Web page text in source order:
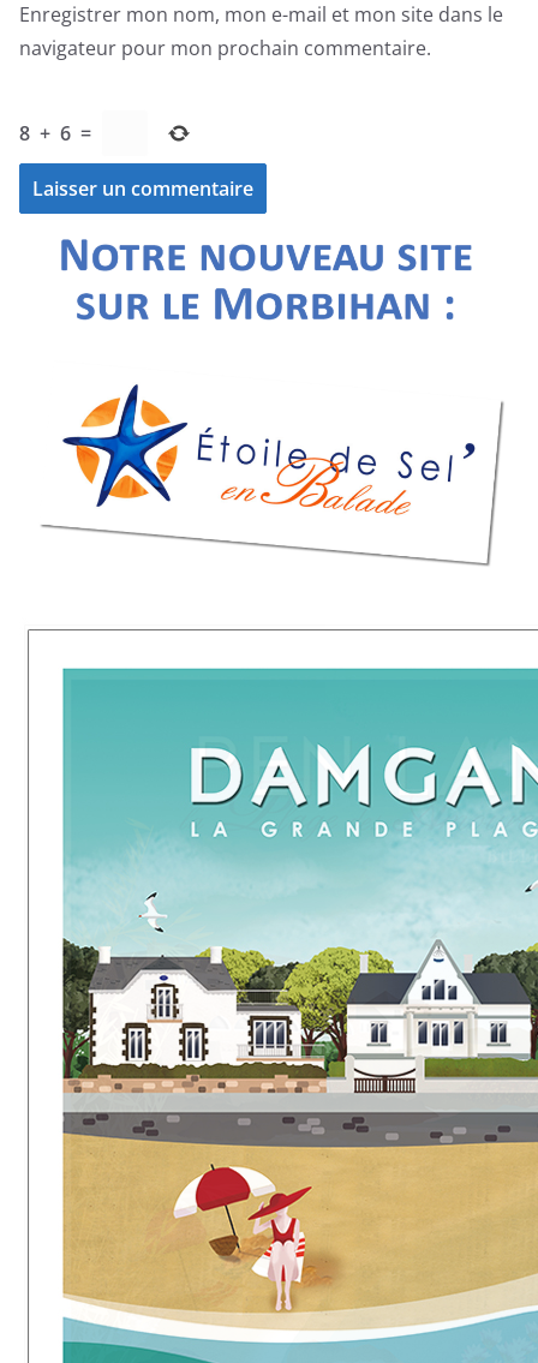
Enregistrer mon nom, mon e-mail et mon site dans le
navigateur pour mon prochain commentaire.
8 + 6 =